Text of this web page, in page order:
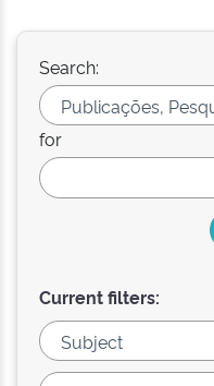
Search:
for
Current filters: